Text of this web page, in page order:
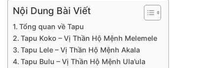
Nội Dung Bài Viết
Tổng quan về Tapu
Tapu Koko – Vị Thần Hộ Mệnh Melemele
Tapu Lele – Vị Thần Hộ Mệnh Akala
Tapu Bulu – Vị Thần Hộ Mệnh Ula’ula